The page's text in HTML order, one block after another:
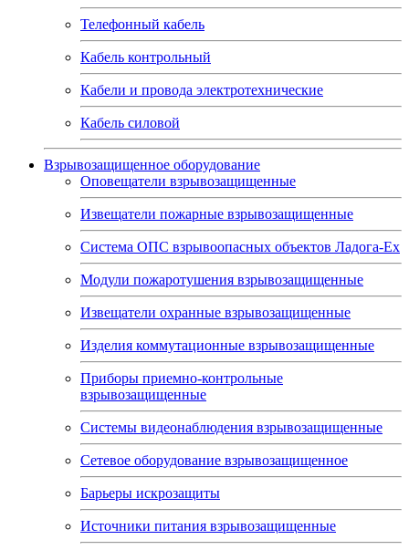
Телефонный кабель
Кабель контрольный
Кабели и провода электротехнические
Кабель силовой
Взрывозащищенное оборудование
Оповещатели взрывозащищенные
Извещатели пожарные взрывозащищенные
Система ОПС взрывоопасных объектов Ладога-Ex
Модули пожаротушения взрывозащищенные
Извещатели охранные взрывозащищенные
Изделия коммутационные взрывозащищенные
Приборы приемно-контрольные
взрывозащищенные
Системы видеонаблюдения взрывозащищенные
Сетевое оборудование взрывозащищенное
Барьеры искрозащиты
Источники питания взрывозащищенные